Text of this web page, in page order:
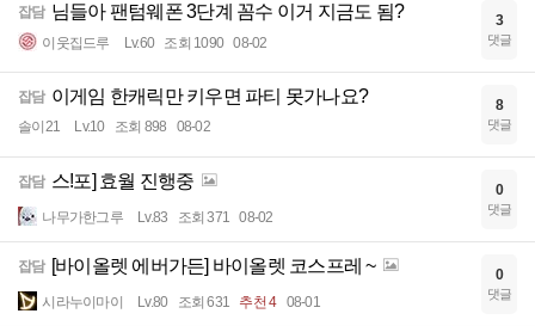
잡담 님들아 팬텀웨폰 3단계 꼼수 이거 지금도 됨?
이웃집드루 Lv.60 조회 1090 08-02
3
댓글
잡담 이게임 한캐릭만 키우면 파티 못가나요?
솔이21 Lv.10 조회 898 08-02
8
댓글
잡담 스!포] 효월 진행중
나무가한그루 Lv.83 조회 371 08-02
0
댓글
잡담 [바이올렛 에버가든] 바이올렛 코스프레 ~
시라누이마이 Lv.80 조회 631 추천 4 08-01
0
댓글